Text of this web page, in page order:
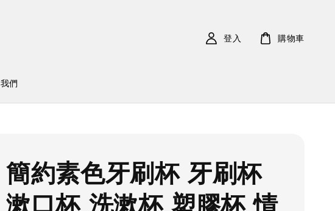
們
登入 購物車
簡約素色牙刷杯 牙刷杯
漱口杯 洗漱杯 塑膠杯 情